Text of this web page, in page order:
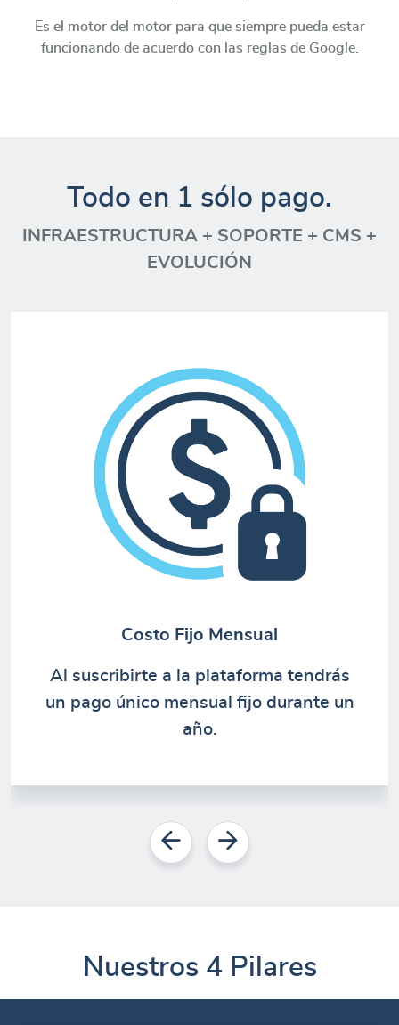
Es el motor del motor para que siempre pueda estar
funcionando de acuerdo con las reglas de Google.
Todo en 1 sólo pago.
INFRAESTRUCTURA + SOPORTE + CMS +
EVOLUCIÓN
Costo Fijo Mensual
Al suscribirte a la plataforma tendrás
un pago único mensual fijo durante un
año.
Nuestros 4 Pilares